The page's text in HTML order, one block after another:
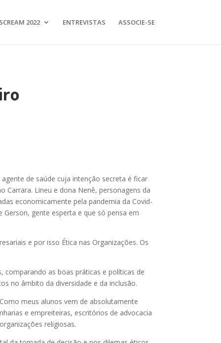
2022 ENTREVISTAS ASSOCIE-SE
de saúde cuja intenção secreta é ficar
Carrara. Lineu e dona Nenê, personagens da
economicamente pela pandemia da Covid-
gente esperta e que só pensa em
e por isso Ética nas Organizações. Os
as boas práticas e políticas de
no âmbito da diversidade e da inclusão.
meus alunos vem de absolutamente
e empreiteiras, escritórios de advocacia
religiosas.